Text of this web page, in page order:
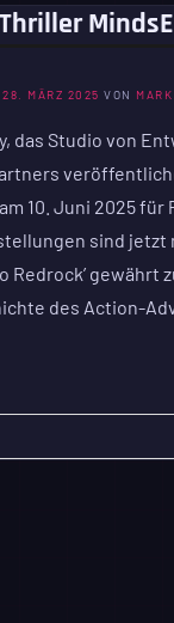
28. MÄRZ 2025 VON
das Studio von
10. Juni 2025 für
sind
Redrock’ gewährt
des Action-